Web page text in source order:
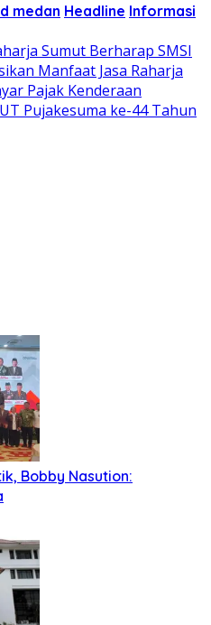
medan Headline Informasi
Sumut Berharap SMSI
Manfaat Jasa Raharja
Pajak Kenderaan
Pujakesuma ke-44 Tahun
Bobby Nasution: